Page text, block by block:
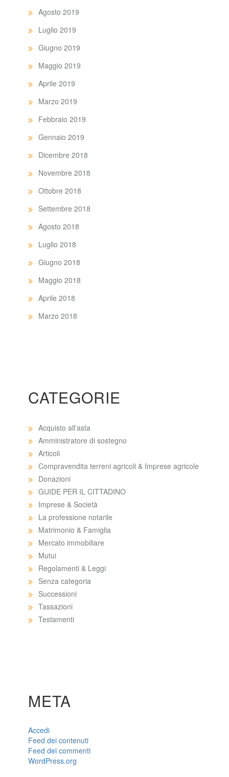
Agosto 2019
Luglio 2019
Giugno 2019
Maggio 2019
Aprile 2019
Marzo 2019
Febbraio 2019
Gennaio 2019
Dicembre 2018
Novembre 2018
Ottobre 2018
Settembre 2018
Agosto 2018
Luglio 2018
Giugno 2018
Maggio 2018
Aprile 2018
Marzo 2018
CATEGORIE
Acquisto all'asta
Amministratore di sostegno
Articoli
Compravendita terreni agricoli & Imprese agricole
Donazioni
GUIDE PER IL CITTADINO
Imprese & Società
La professione notarile
Matrimonio & Famiglia
Mercato immobiliare
Mutui
Regolamenti & Leggi
Senza categoria
Successioni
Tassazioni
Testamenti
META
Accedi
Feed dei contenuti
Feed dei commenti
WordPress.org